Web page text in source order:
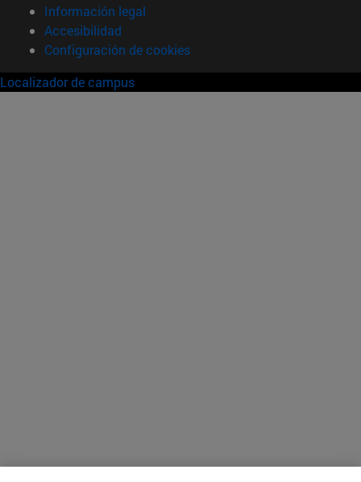
Información legal
Accesibilidad
Configuración de cookies
Localizador de campus